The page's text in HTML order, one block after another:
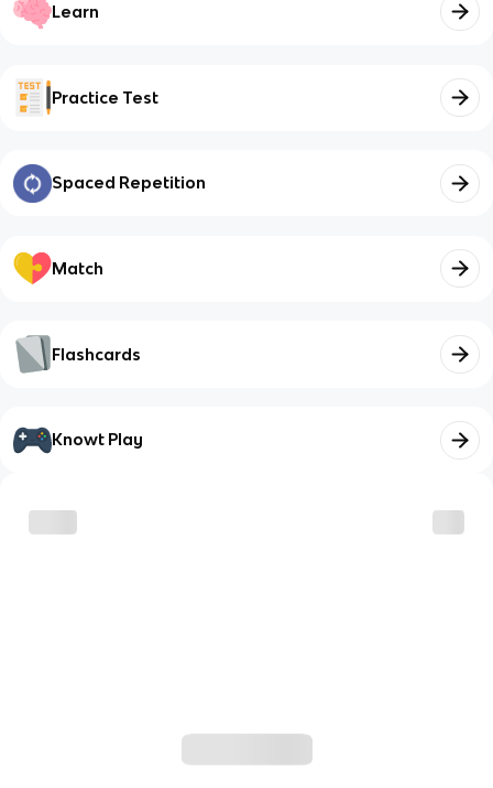
Learn
Practice Test
Spaced Repetition
Match
Flashcards
Knowt Play